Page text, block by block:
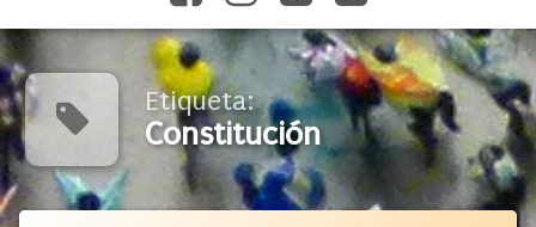
Etiqueta:
Constitución